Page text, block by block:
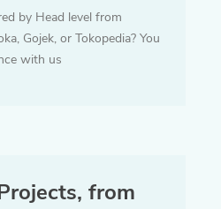
by Head level from
Gojek, or Tokopedia? You
with us
from